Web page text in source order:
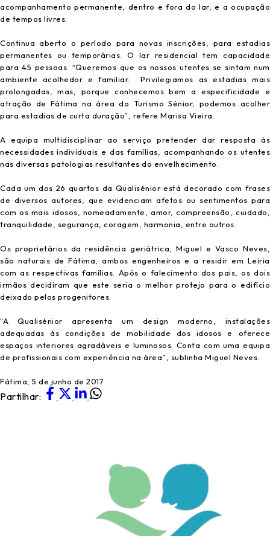
acompanhamento permanente, dentro e fora do lar, e a ocupação
de tempos livres.
Continua aberto o período para novas inscrições, para estadias
permanentes ou temporárias. O lar residencial tem capacidade
para 45 pessoas. “Queremos que os nossos utentes se sintam num
ambiente acolhedor e familiar. Privilegiamos as estadias mais
prolongadas, mas, porque conhecemos bem a especificidade e
atração de Fátima na área do Turismo Sénior, podemos acolher
para estadias de curta duração”, refere Marisa Vieira.
A equipa multidisciplinar ao serviço pretender dar resposta às
necessidades individuais e das famílias, acompanhando os utentes
nas diversas patologias resultantes do envelhecimento.
Cada um dos 26 quartos da Qualisénior está decorado com frases
de diversos autores, que evidenciam afetos ou sentimentos para
com os mais idosos, nomeadamente, amor, compreensão, cuidado,
tranquilidade, segurança, coragem, harmonia, entre outros.
Os proprietários da residência geriátrica, Miguel e Vasco Neves,
são naturais de Fátima, ambos engenheiros e a residir em Leiria
com as respectivas famílias. Após o falecimento dos pais, os dois
irmãos decidiram que este seria o melhor protejo para o edifício
deixado pelos progenitores.
“A Qualisénior apresenta um design moderno, instalações
adequadas às condições de mobilidade dos idosos e oferece
espaços interiores agradáveis e luminosos. Conta com uma equipa
de profissionais com experiência na área”, sublinha Miguel Neves.
Fátima, 5 de junho de 2017
Partilhar: